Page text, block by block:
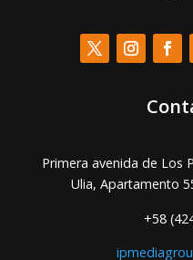
Primera avenida de Los
Ulia, Apartamento
+58